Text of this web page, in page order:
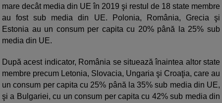
mare decât media din UE în 2019 şi restul de 18 state membre
au fost sub media din UE. Polonia, România, Grecia şi
Estonia au un consum per capita cu 20% până la 25% sub
media din UE.
După acest indicator, România se situează înaintea altor state
membre precum Letonia, Slovacia, Ungaria şi Croaţia, care au
un consum per capita cu 25% până la 35% sub media din UE,
şi a Bulgariei, cu un consum per capita cu 42% sub media din